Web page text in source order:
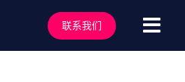
联系我们
切